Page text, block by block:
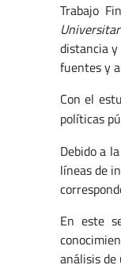
Trabajo
distancia
fuentes y
Con el
políticas
Debido a
líneas de
En este
análisis de